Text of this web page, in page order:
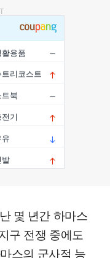
몇 년간 하마스
구 전쟁 중에도
스의 군사적 능